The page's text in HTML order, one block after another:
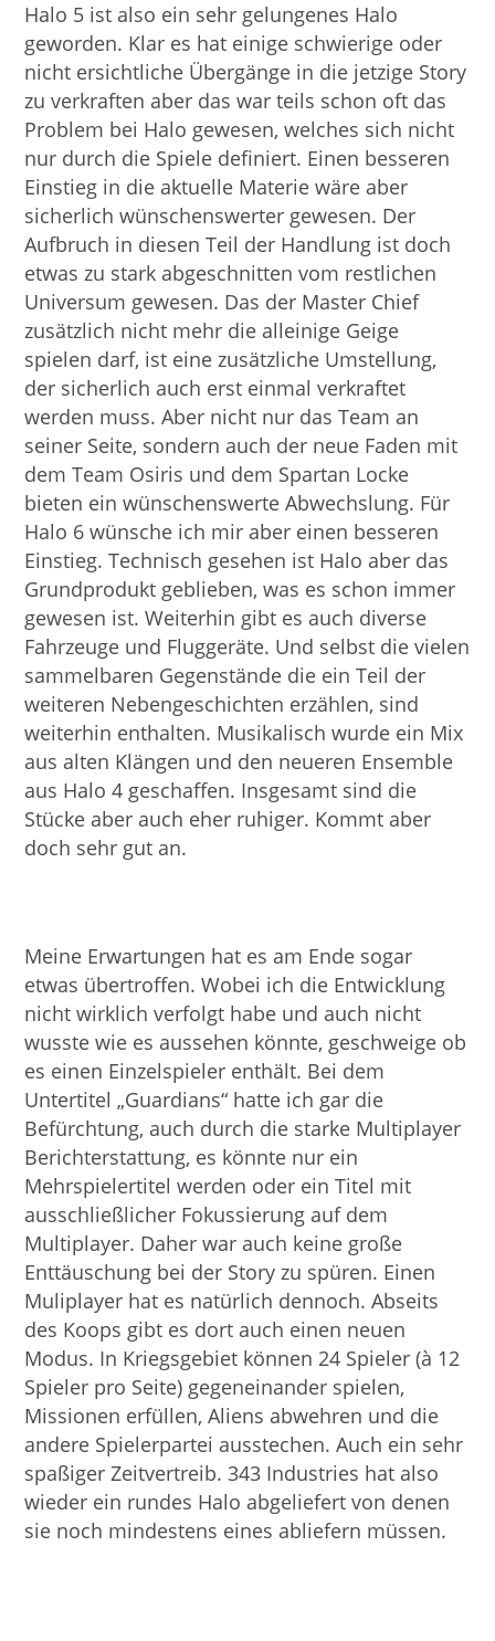
Halo 5 ist also ein sehr gelungenes Halo
geworden. Klar es hat einige schwierige oder
nicht ersichtliche Übergänge in die jetzige Story
zu verkraften aber das war teils schon oft das
Problem bei Halo gewesen, welches sich nicht
nur durch die Spiele definiert. Einen besseren
Einstieg in die aktuelle Materie wäre aber
sicherlich wünschenswerter gewesen. Der
Aufbruch in diesen Teil der Handlung ist doch
etwas zu stark abgeschnitten vom restlichen
Universum gewesen. Das der Master Chief
zusätzlich nicht mehr die alleinige Geige
spielen darf, ist eine zusätzliche Umstellung,
der sicherlich auch erst einmal verkraftet
werden muss. Aber nicht nur das Team an
seiner Seite, sondern auch der neue Faden mit
dem Team Osiris und dem Spartan Locke
bieten ein wünschenswerte Abwechslung. Für
Halo 6 wünsche ich mir aber einen besseren
Einstieg. Technisch gesehen ist Halo aber das
Grundprodukt geblieben, was es schon immer
gewesen ist. Weiterhin gibt es auch diverse
Fahrzeuge und Fluggeräte. Und selbst die vielen
sammelbaren Gegenstände die ein Teil der
weiteren Nebengeschichten erzählen, sind
weiterhin enthalten. Musikalisch wurde ein Mix
aus alten Klängen und den neueren Ensemble
aus Halo 4 geschaffen. Insgesamt sind die
Stücke aber auch eher ruhiger. Kommt aber
doch sehr gut an.
Meine Erwartungen hat es am Ende sogar
etwas übertroffen. Wobei ich die Entwicklung
nicht wirklich verfolgt habe und auch nicht
wusste wie es aussehen könnte, geschweige ob
es einen Einzelspieler enthält. Bei dem
Untertitel „Guardians“ hatte ich gar die
Befürchtung, auch durch die starke Multiplayer
Berichterstattung, es könnte nur ein
Mehrspielertitel werden oder ein Titel mit
ausschließlicher Fokussierung auf dem
Multiplayer. Daher war auch keine große
Enttäuschung bei der Story zu spüren. Einen
Muliplayer hat es natürlich dennoch. Abseits
des Koops gibt es dort auch einen neuen
Modus. In Kriegsgebiet können 24 Spieler (à 12
Spieler pro Seite) gegeneinander spielen,
Missionen erfüllen, Aliens abwehren und die
andere Spielerpartei ausstechen. Auch ein sehr
spaßiger Zeitvertreib. 343 Industries hat also
wieder ein rundes Halo abgeliefert von denen
sie noch mindestens eines abliefern müssen.